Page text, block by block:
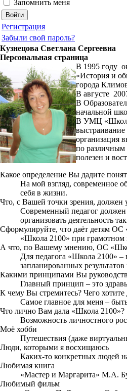
Запомнить меня
Регистрация
Забыли свой пароль?
Кузнецова Светлана Сергеевна
Персональная страница
В 1995 году
«История и
города
В августе
В
начальной
В УМЦ «Школа
организация
по различным
полезен и
Какое определение Вы дадите
На мой взгляд, современное
себя в жизни.
Что, с Вашей точки зрения, должен
Современный педагог должен
организовать деятельность
Сформулируйте, что даёт детям ОС
«Школа 2100» при грамотном
А что, по Вашему мнению, ОС
Для педагога «Школа 2100»
запланированных
Какими принципами Вы
Главный принцип – это
К чему Вы стремитесь? Чего хотите
Самое главное для меня –
Что лично Вам дала «Школа 2100»?
Возможность личностного
Моё хобби
Путешествия (даже
Люди, которыми я восхищаюсь
Каких-то конкретных людей
Любимая книга
«Мастер и Маргарита» М.А.
Любимый фильм